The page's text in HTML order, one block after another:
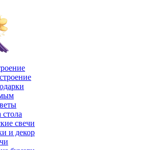
свечи
и декор